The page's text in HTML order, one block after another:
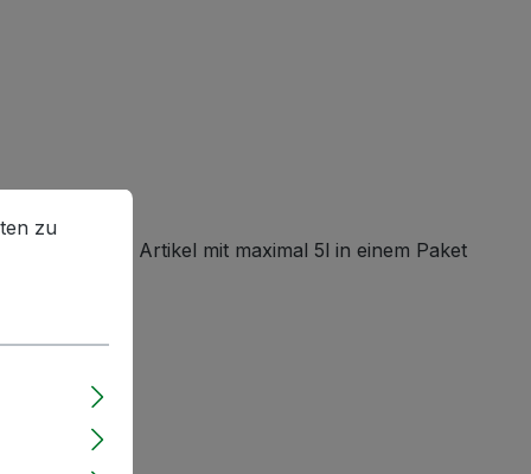
darf dieser Artikel mit maximal 5l in einem Paket
zu können.
Mehr Informationen ...
zu